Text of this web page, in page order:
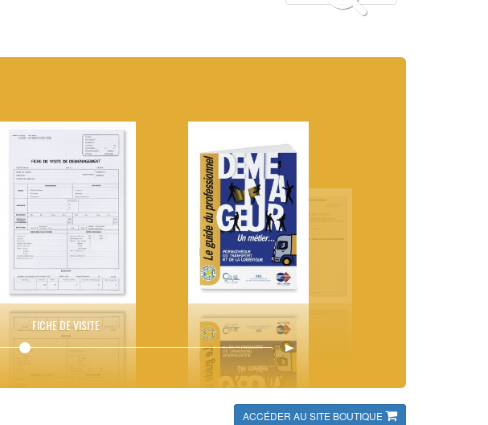
FICHE DE VISITE
ACCÉDER AU SITE BOUTIQUE